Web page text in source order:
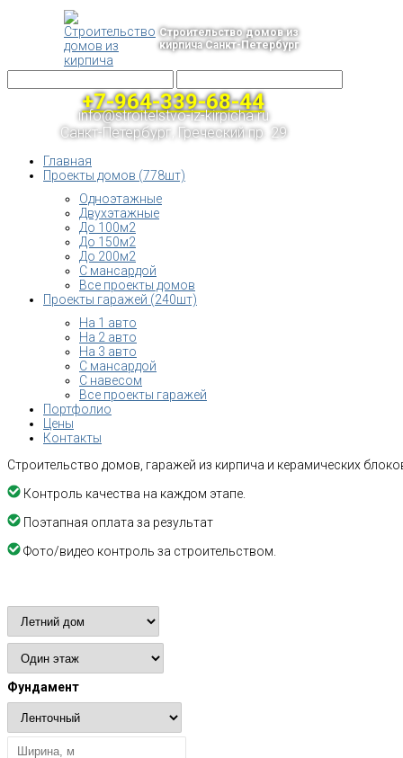
Строительство домов из
кирпича Санкт-Петербург
+7-964-339-68-44
info@stroitelstvo-iz-kirpicha.ru
Санкт-Петербург, Греческий пр. 29
Главная
Проекты домов (778шт)
Одноэтажные
Двухэтажные
До 100м2
До 150м2
До 200м2
С мансардой
Все проекты домов
Проекты гаражей (240шт)
На 1 авто
На 2 авто
На 3 авто
С мансардой
С навесом
Все проекты гаражей
Портфолио
Цены
Контакты
Строительство домов, гаражей из кирпича и керамических
Контроль качества на каждом этапе.
Поэтапная оплата за результат
Фото/видео контроль за строительством.
Фундамент